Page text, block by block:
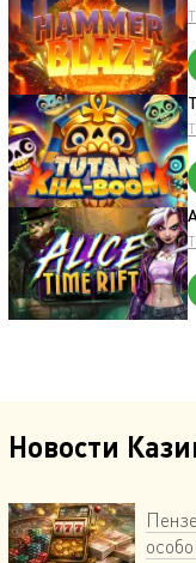
Новости